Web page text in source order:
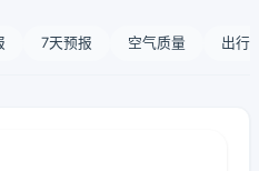
7天预报 空气质量 出行